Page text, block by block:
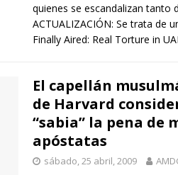
quienes se escandalizan tanto
ACTUALIZACIÓN: Se trata de
Finally Aired: Real Torture in
El capellán
de Harvard
“sabia” la pena de
apóstatas
sábado, 25 abril, 2009